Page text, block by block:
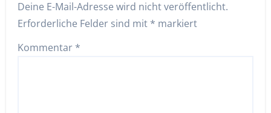
Deine E-Mail-Adresse wird nicht veröffentlicht.
Erforderliche Felder sind mit * markiert
Kommentar *